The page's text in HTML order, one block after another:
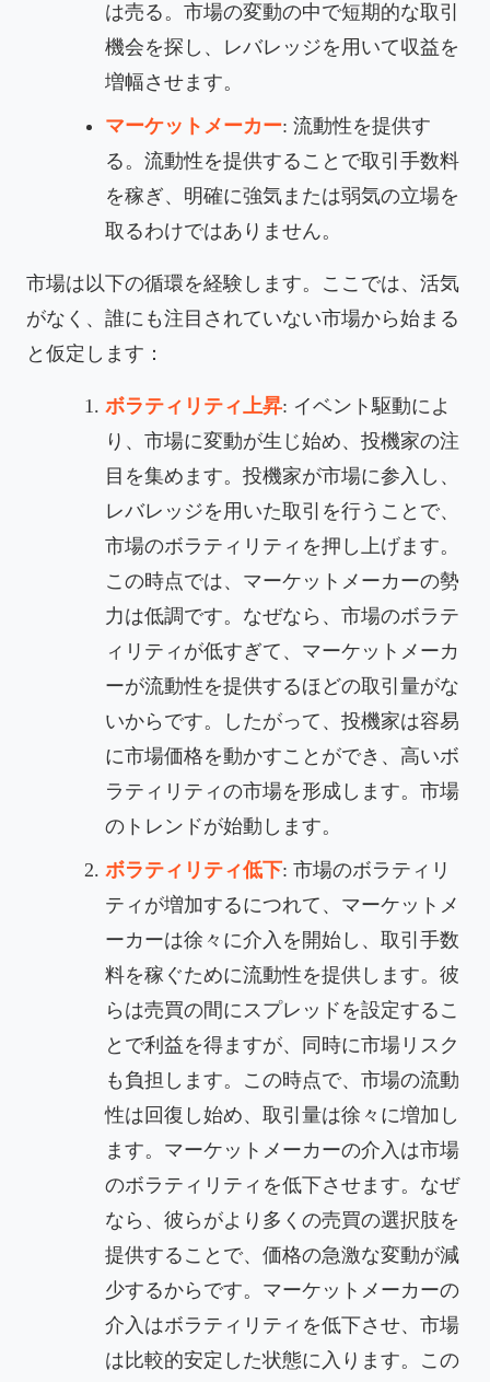
は売る。市場の変動の中で短期的な取引
機会を探し、レバレッジを用いて収益を
増幅させます。
マーケットメーカー: 流動性を提供す
る。流動性を提供することで取引手数料
を稼ぎ、明確に強気または弱気の立場を
取るわけではありません。
市場は以下の循環を経験します。ここでは、活気
がなく、誰にも注目されていない市場から始まる
と仮定します：
ボラティリティ上昇: イベント駆動によ
り、市場に変動が生じ始め、投機家の注
目を集めます。投機家が市場に参入し、
レバレッジを用いた取引を行うことで、
市場のボラティリティを押し上げます。
この時点では、マーケットメーカーの勢
力は低調です。なぜなら、市場のボラテ
ィリティが低すぎて、マーケットメーカ
ーが流動性を提供するほどの取引量がな
いからです。したがって、投機家は容易
に市場価格を動かすことができ、高いボ
ラティリティの市場を形成します。市場
のトレンドが始動します。
ボラティリティ低下: 市場のボラティリ
ティが増加するにつれて、マーケットメ
ーカーは徐々に介入を開始し、取引手数
料を稼ぐために流動性を提供します。彼
らは売買の間にスプレッドを設定するこ
とで利益を得ますが、同時に市場リスク
も負担します。この時点で、市場の流動
性は回復し始め、取引量は徐々に増加し
ます。マーケットメーカーの介入は市場
のボラティリティを低下させます。なぜ
なら、彼らがより多くの売買の選択肢を
提供することで、価格の急激な変動が減
少するからです。マーケットメーカーの
介入はボラティリティを低下させ、市場
は比較的安定した状態に入ります。この